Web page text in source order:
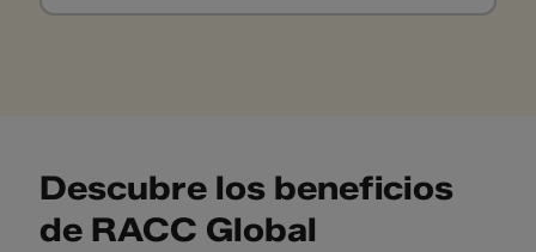
Descubre los beneficios
de RACC Global